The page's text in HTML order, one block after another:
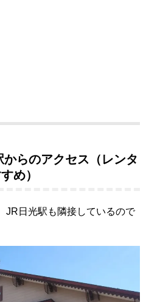
らのアクセス（レンタ
め）
JR日光駅も隣接しているので